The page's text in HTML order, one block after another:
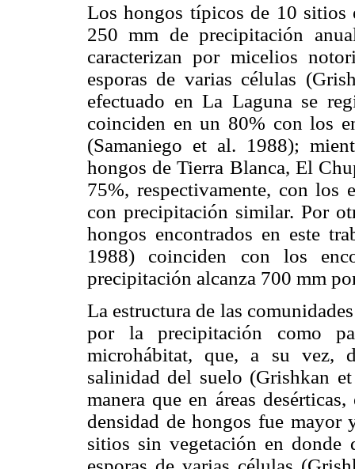
Los hongos típicos de 10 sitios
250 mm de precipitación
caracterizan por micelios
esporas de varias células
efectuado en La Laguna se
coinciden en un 80% con los
(Samaniego et al. 1988);
hongos de Tierra Blanca, El
75%, respectivamente, con los
con precipitación similar. Por
hongos encontrados en este
1988) coinciden con los
precipitación alcanza 700 mm
La estructura de las
por la precipitación como
microhábitat, que, a su vez,
salinidad del suelo (Grishkan
manera que en áreas
densidad de hongos fue mayor
sitios sin vegetación en